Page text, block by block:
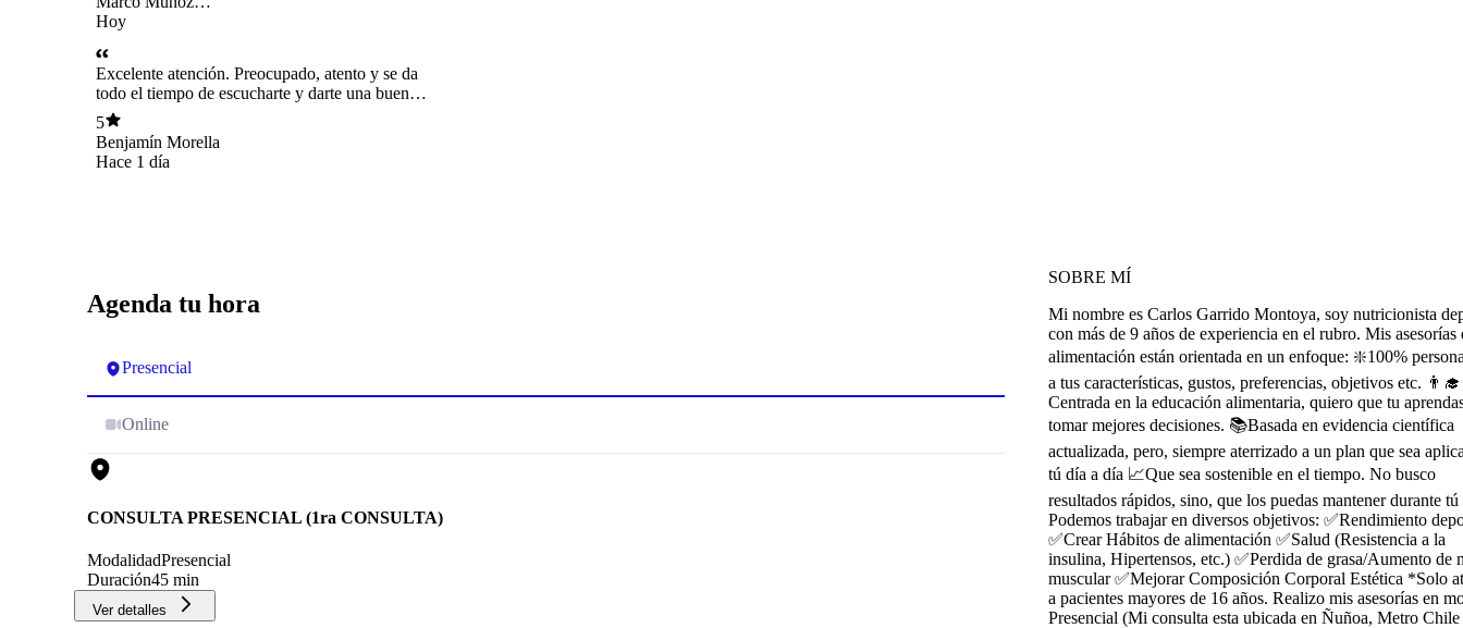
esperados.
Zuñiga
Hoy
Excelente atención. Preocupado, atento y se da
todo el tiempo de escucharte y darte una buena
pauta nutricional. Lo recomiendo 100%
5
Benjamín Morella
Hace 1 día
Agenda tu hora
Presencial
Online
CONSULTA PRESENCIAL (1ra CONSULTA)
ModalidadPresencial
Duración45 min
Ver detalles
SOBRE MÍ
Mi nombre es Carlos Garrido Montoya, soy nutricionista
con más de 9 años de experiencia en el rubro. Mis asesorías
alimentación están orientada en un enfoque: ❇️100%
a tus características, gustos, preferencias, objetivos etc. 👨‍🎓
Centrada en la educación alimentaria, quiero que tu
tomar mejores decisiones. 📚Basada en evidencia científica
actualizada, pero, siempre aterrizado a un plan que sea
tú día a día 📈Que sea sostenible en el tiempo. No busco
resultados rápidos, sino, que los puedas mantener durante
Podemos trabajar en diversos objetivos: ✅Rendimiento
✅Crear Hábitos de alimentación ✅Salud (Resistencia a la
insulina, Hipertensos, etc.) ✅Perdida de grasa/Aumento de
muscular ✅Mejorar Composición Corporal Estética *Solo
a pacientes mayores de 16 años. Realizo mis asesorías en
Presencial (Mi consulta esta ubicada en Ñuñoa, Metro Chile